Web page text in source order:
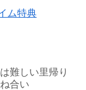
ム特典
難しい里帰り
合い